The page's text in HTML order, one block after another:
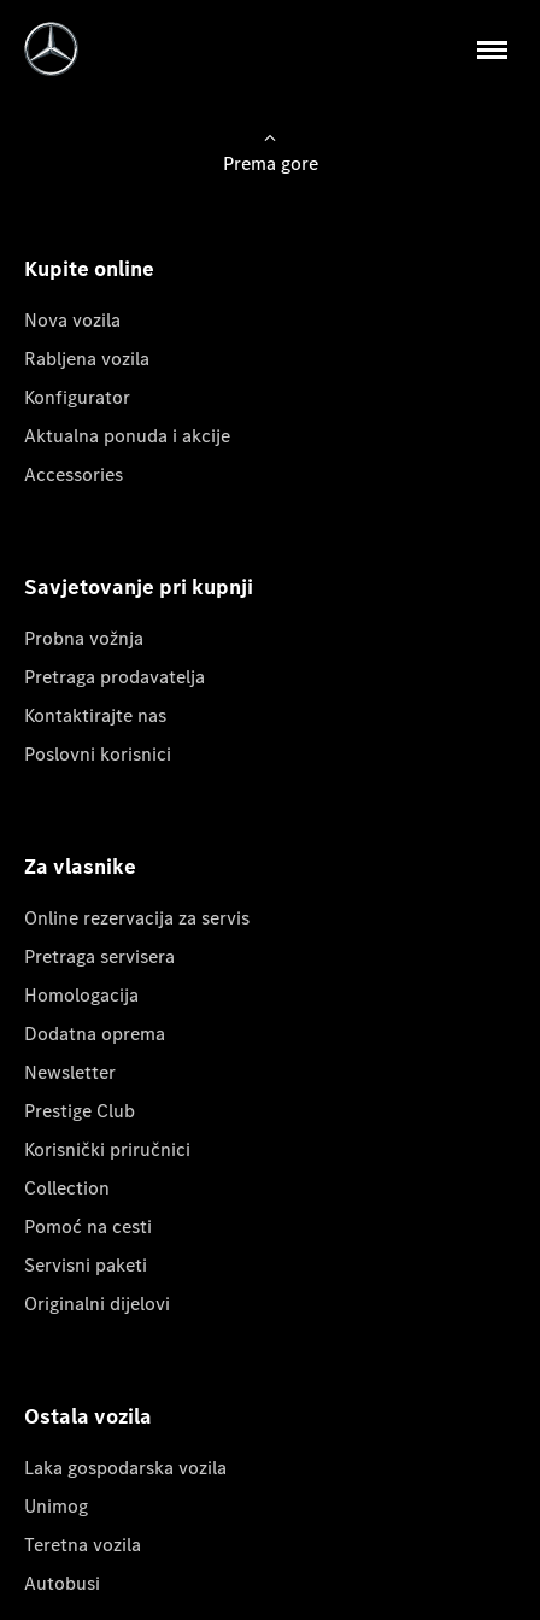
Prema gore
Kupite online
Nova vozila
Rabljena vozila
Konfigurator
Aktualna ponuda i akcije
Accessories
Savjetovanje pri kupnji
Probna vožnja
Pretraga prodavatelja
Kontaktirajte nas
Poslovni korisnici
Za vlasnike
Online rezervacija za servis
Pretraga servisera
Homologacija
Dodatna oprema
Newsletter
Prestige Club
Korisnički priručnici
Collection
Pomoć na cesti
Servisni paketi
Originalni dijelovi
Ostala vozila
Laka gospodarska vozila
Unimog
Teretna vozila
Autobusi